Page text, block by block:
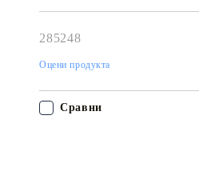
285248
Оцени продукта
Сравни